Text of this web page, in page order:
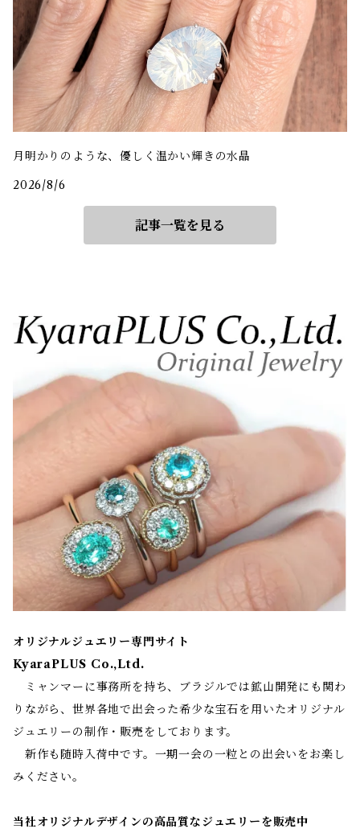
月明かりのような、優しく温かい輝きの水晶
2026/8/6
記事一覧を見る
オリジナルジュエリー専門サイト
KyaraPLUS Co.,Ltd.
ミャンマーに事務所を持ち、ブラジルでは鉱山開発にも関わ
りながら、世界各地で出会った希少な宝石を用いたオリジナル
ジュエリーの制作・販売をしております。
新作も随時入荷中です。一期一会の一粒との出会いをお楽し
みください。
当社オリジナルデザインの高品質なジュエリーを販売中